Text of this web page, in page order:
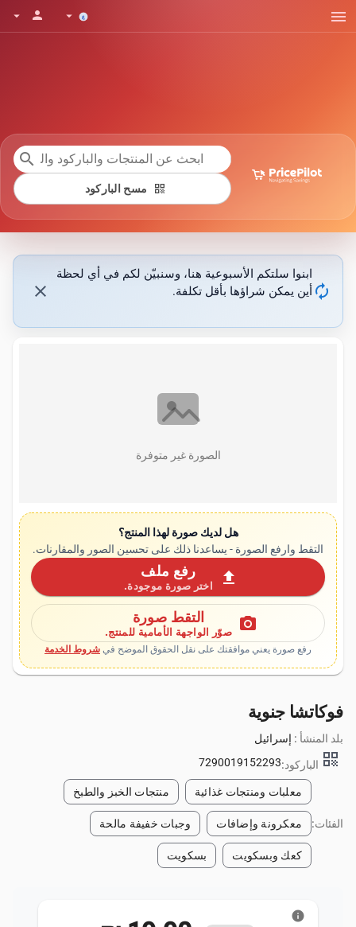
menu
arrow_drop_down
person
arrow_drop_down
search
qr_code مسح الباركود
autorenew
ابنوا سلتكم الأسبوعية هنا، وسنبيّن لكم في أي لحظة
أين يمكن شراؤها بأقل تكلفة.
close
الصورة غير متوفرة
هل لديك صورة لهذا المنتج؟
التقط وارفع الصورة - يساعدنا ذلك على تحسين الصور والمقارنات.
upload رفع ملف
اختر صورة موجودة.
photo_camera التقط صورة
صوّر الواجهة الأمامية للمنتج.
رفع صورة يعني موافقتك على نقل الحقوق الموضح في شروط الخدمة
فوكاتشا جنوية
بلد المنشأ : إسرائيل
qr_code الباركود:7290019152293
الفئات:
معلبات ومنتجات غذائية منتجات الخبز والطبخ
معكرونة وإضافات وجبات خفيفة مالحة
كعك وبسكويت بسكويت
info